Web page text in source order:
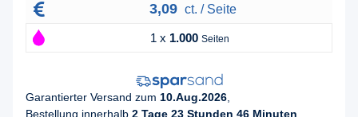
3,09 ct. / Seite
1 x 1.000 Seiten
Garantierter Versand zum 10.Aug.2026
Bestellung innerhalb 2 Tage 23 Stunden 46 Minuten